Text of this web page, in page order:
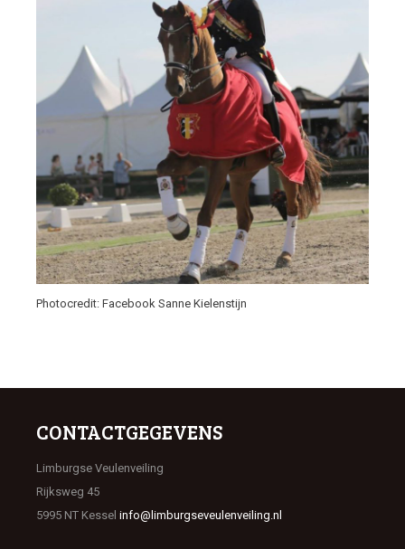
Photocredit: Facebook Sanne Kielenstijn
CONTACTGEGEVENS
Limburgse Veulenveiling
Rijksweg 45
5995 NT Kessel info@limburgseveulenveiling.nl